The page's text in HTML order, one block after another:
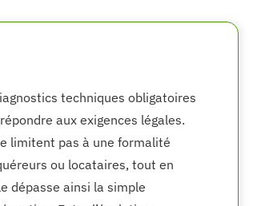
techniques obligatoires
aux exigences légales.
limitent pas à une formalité
ou locataires, tout en
dépasse ainsi la simple